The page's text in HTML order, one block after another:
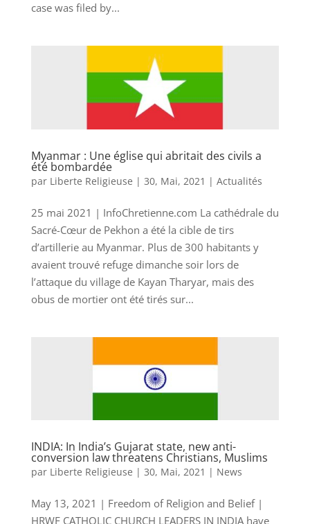
case was filed by...
Myanmar : Une église qui abritait des civils a
été bombardée
par Liberte Religieuse | 30, Mai, 2021 | Actualités
25 mai 2021 | InfoChretienne.com La cathédrale du
Sacré-Cœur de Pekhon a été la cible de tirs
d’artillerie au Myanmar. Plus de 300 habitants y
avaient trouvé refuge dimanche soir lors de
l’attaque du village de Kayan Tharyar, mais des
obus de mortier ont été tirés sur...
INDIA: In India’s Gujarat state, new anti-
conversion law threatens Christians, Muslims
par Liberte Religieuse | 30, Mai, 2021 | News
May 13, 2021 | Freedom of Religion and Belief |
HRWF CATHOLIC CHURCH LEADERS IN INDIA have